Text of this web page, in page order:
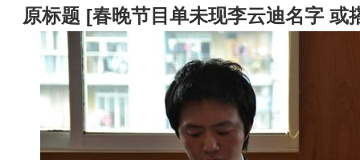
原标题 [春晚节目单未现李云迪名字 或